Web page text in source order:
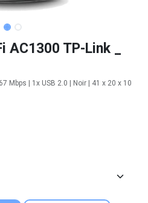
AC1300 TP-Link _
Mbps | 1x USB 2.0 | Noir | 41 x 20 x 10